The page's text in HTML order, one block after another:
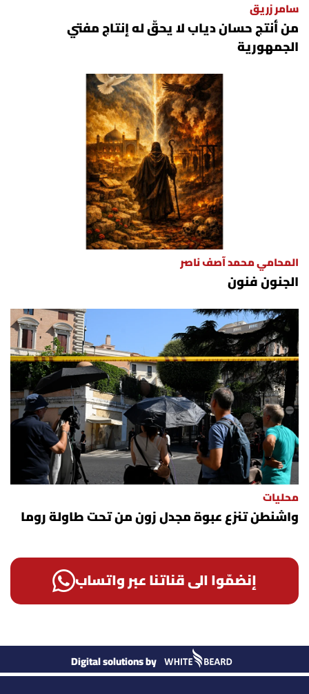
سامر زريق
من أنتج حسان دياب لا يحقّ له إنتاج مفتي
الجمهورية
المحامي محمد آصف ناصر
الجنون فنون
محليات
واشنطن تنزع عبوة مجدل زون من تحت طاولة روما
إنضمّوا الى قناتنا عبر واتساب
Digital solutions by